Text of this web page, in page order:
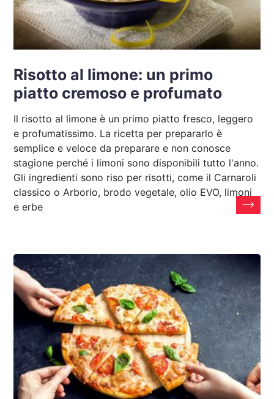
Risotto al limone: un primo
piatto cremoso e profumato
Il risotto al limone è un primo piatto fresco, leggero
e profumatissimo. La ricetta per prepararlo è
semplice e veloce da preparare e non conosce
stagione perché i limoni sono disponibili tutto l'anno.
Gli ingredienti sono riso per risotti, come il Carnaroli
classico o Arborio, brodo vegetale, olio EVO, limoni
e erbe